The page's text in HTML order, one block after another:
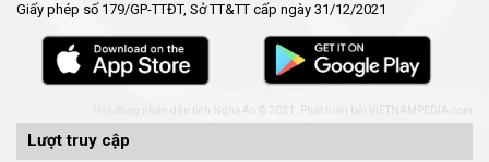
Giấy phép số 179/GP-TTĐT, Sở TT&TT cấp ngày 31/12/2021
Hội đồng nhân dân tỉnh Nghệ An © 2021. Phát triển bởi
Lượt truy cập